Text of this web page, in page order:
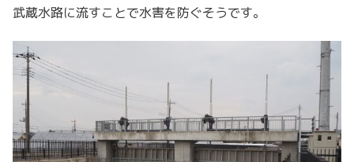
武蔵水路に流すことで水害を防ぐそうです。